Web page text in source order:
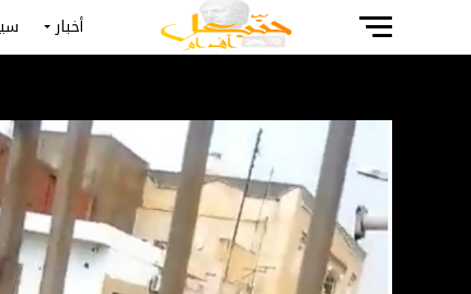
أخبار